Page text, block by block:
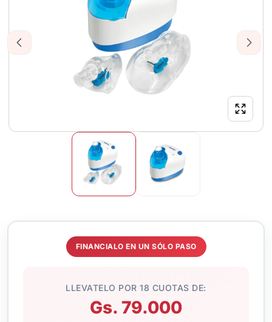
Previous Next
FINANCIALO EN UN SÓLO PASO
LLEVATELO POR 18 CUOTAS DE:
Gs. 79.000